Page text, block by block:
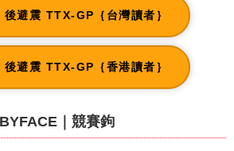
避震 TTX-GP｛台灣讀者｝
避震 TTX-GP｛香港讀者｝
｜競賽鉤